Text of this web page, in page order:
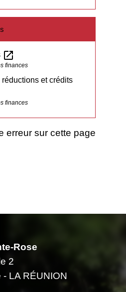
open_in_new
finances
et crédits
finances
erreur sur cette page
Rose
2
LA RÉUNION